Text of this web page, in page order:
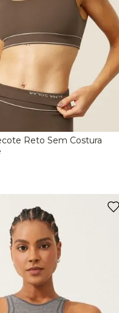
Reto Sem Costura